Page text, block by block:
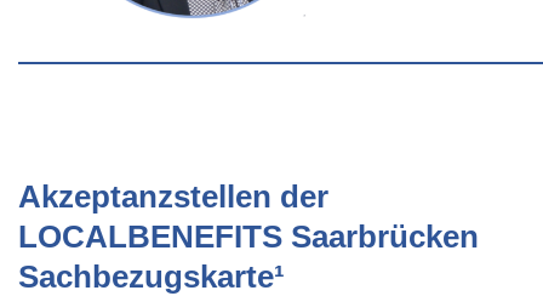
Akzeptanzstellen der
LOCALBENEFITS Saarbrücken
Sachbezugskarte¹